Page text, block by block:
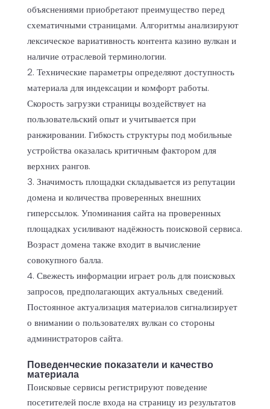
объяснениями приобретают преимущество перед
схематичными страницами. Алгоритмы анализируют
лексическое вариативность контента казино вулкан и
наличие отраслевой терминологии.
Технические параметры определяют доступность
материала для индексации и комфорт работы.
Скорость загрузки страницы воздействует на
пользовательский опыт и учитывается при
ранжировании. Гибкость структуры под мобильные
устройства оказалась критичным фактором для
верхних рангов.
Значимость площадки складывается из репутации
домена и количества проверенных внешних
гиперссылок. Упоминания сайта на проверенных
площадках усиливают надёжность поисковой сервиса.
Возраст домена также входит в вычисление
совокупного балла.
Свежесть информации играет роль для поисковых
запросов, предполагающих актуальных сведений.
Постоянное актуализация материалов сигнализирует
о внимании о пользователях вулкан со стороны
администраторов сайта.
Поведенческие показатели и качество
материала
Поисковые сервисы регистрируют поведение
посетителей после входа на страницу из результатов